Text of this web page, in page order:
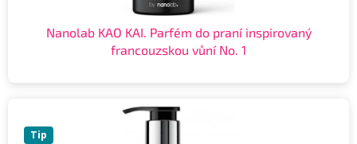
Nanolab KAO KAI. Parfém do praní inspirovaný
francouzskou vůní No. 1
Tip